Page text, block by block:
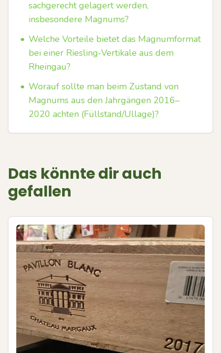
sachgerecht gelagert werden,
insbesondere Magnums?
• Welche Vorteile bietet das Magnumformat
bei einer Riesling‑Vertikale aus dem
Rheingau?
• Worauf sollte man beim Zustand von
Magnums aus den Jahrgängen 2016–
2020 achten (Füllstand/Ullage)?
Das könnte dir auch
gefallen